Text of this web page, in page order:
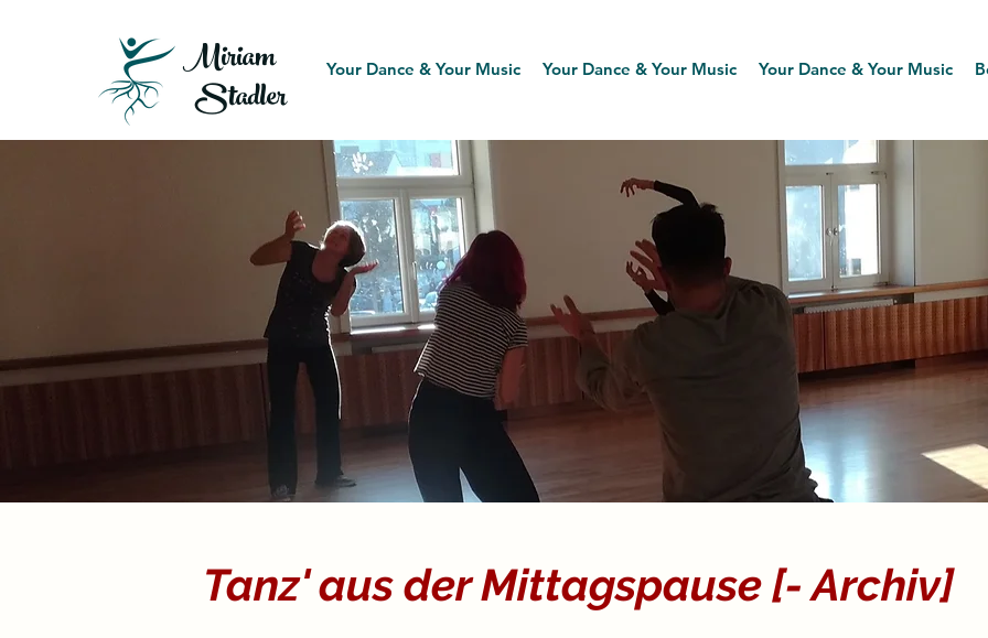
Stadler
Miriam Your Dance & Your Music Your Dance & Your Music Your Dance & Your Music
Tanz' aus der Mittagspause [- Archiv]